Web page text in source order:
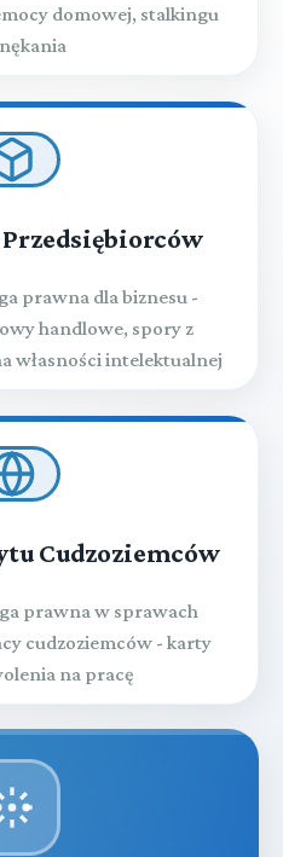
domowej, stalkingu
prawna dla biznesu -
handlowe, spory z
własności intelektualnej
Cudzoziemców
prawna w sprawach
cudzoziemców - karty
na pracę